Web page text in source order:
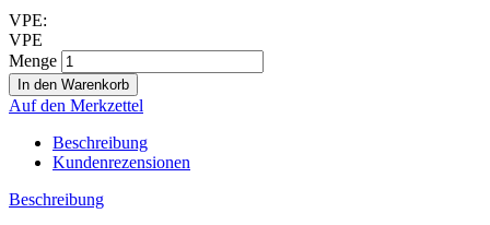
VPE:
VPE
Menge
Auf den Merkzettel
Beschreibung
Kundenrezensionen
Beschreibung